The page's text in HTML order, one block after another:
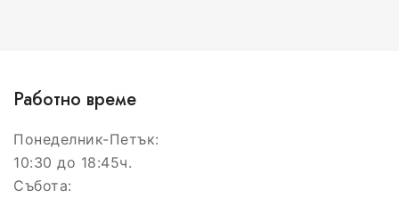
Работно време
Понеделник-Петък:
10:30 до 18:45ч.
Събота: